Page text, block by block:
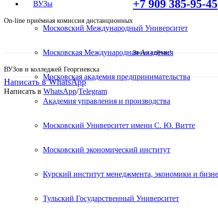
On-line приёмная комиссия дистанционных
ВУЗов и колледжей Георгиевска
+7 909 385-95-45
Звони сейчас!
ВУЗы
Московский Международный Университет
Московская Международная Академия
Московская академия предпринимательства
Академия управления и производства
Московский Университет имени С. Ю. Витте
Московский экономический институт
Курский институт менеджмента, экономики и
Тульский Государственный Университет
Написать в WhatsApp
Написать в WhatsApp/Telegram
Среднее
обеспечения.
Поступите в престижный Колледж не выходя
Специальные условия обучения для жителей